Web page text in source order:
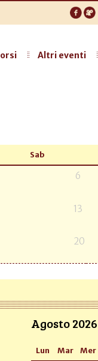
Altri eventi
Sab
6
13
20
Agosto 2026
Lun Mar Mer